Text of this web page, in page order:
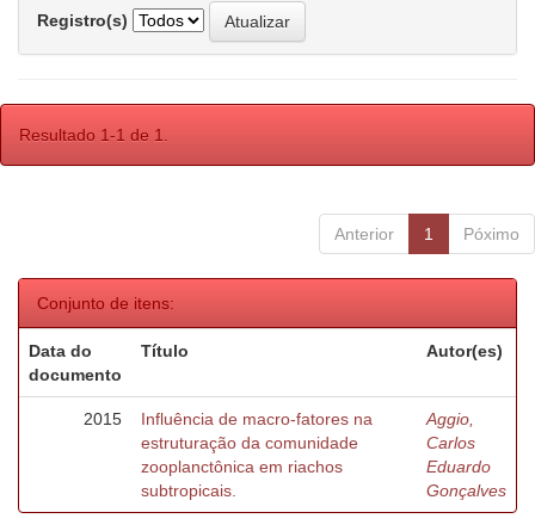
Registro(s)
Resultado 1-1 de 1.
Anterior 1 Póximo
Conjunto de itens:
Data do
documento
Título Autor(es)
2015
Influência de macro-fatores na
estruturação da comunidade
zooplanctônica em riachos
subtropicais.
Aggio,
Carlos
Eduardo
Gonçalves